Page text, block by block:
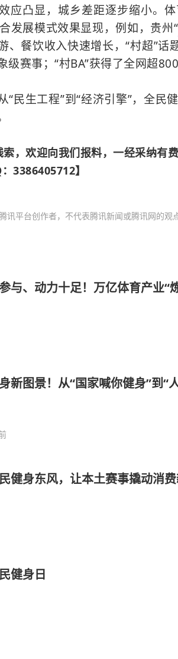
应凸显，城乡差距逐步缩小。
发展模式效果显现，例如，贵州“
、餐饮收入快速增长，“村超”话
级赛事；“村BA”获得了全网超
“民生工程”到“经济引擎”，全民
索，欢迎向我们报料，一经采纳有
3386405712】
讯平台创作者，不代表腾讯新闻或腾讯网的观
与、动力十足！万亿体育产业“
新图景！从“国家喊你健身”到“
健身东风，让本土赛事撬动消
健身日